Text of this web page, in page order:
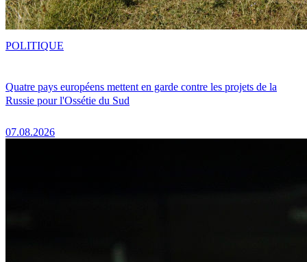
Quatre pays européens mettent en garde contre les projets de la
Russie pour l'Ossétie du Sud
07.08.2026
POLITIQUE